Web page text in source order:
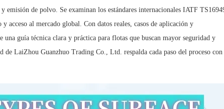
emisión de polvo. Se examinan los estándares internacionales IATF
al mercado global. Con datos reales, casos de aplicación y
una guía técnica clara y práctica para flotas que buscan mayor seguridad y
de LaiZhou Guanzhuo Trading Co., Ltd. respalda cada paso del proceso con